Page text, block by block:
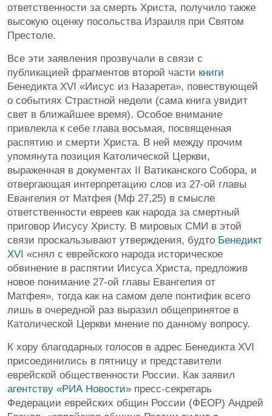
ответственности за смерть Христа, получило также
высокую оценку посольства Израиля при Святом
Престоле.
Все эти заявления прозвучали в связи с
публикацией фрагментов второй части книги
Бенедикта XVI «Иисус из Назарета», повествующей
о событиях Страстной недели (сама книга увидит
свет в ближайшее время). Особое внимание
привлекла к себе глава восьмая, посвященная
распятию и смерти Христа. В ней между прочим
упомянута позиция Католической Церкви,
выраженная в документах II Ватиканского Собора, и
отвергающая интерпретацию слов из 27-ой главы
Евангелия от Матфея (Мф 27,25) в смысле
ответственности евреев как народа за смертный
приговор Иисусу Христу. В мировых СМИ в этой
связи проскальзывают утверждения, будто Бенедикт
XVI «снял с еврейского народа историческое
обвинение в распятии Иисуса Христа, предложив
новое понимание 27-ой главы Евангелия от
Матфея», тогда как на самом деле понтифик всего
лишь в очередной раз выразил общепринятое в
Католической Церкви мнение по данному вопросу.
К хору благодарных голосов в адрес Бенедикта XVI
присоединились в пятницу и представители
еврейской общественности России. Как заявил
агентству «РИА Новости» пресс-секретарь
Федерации еврейских общин России (ФЕОР) Андрей